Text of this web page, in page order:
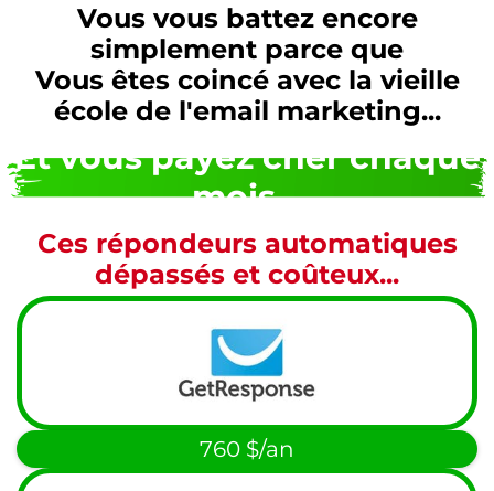
Vous vous battez encore
simplement parce que
Vous êtes coincé avec la vieille
école de l'email marketing...
Et vous payez cher chaque
mois...
Ces répondeurs automatiques
dépassés et coûteux...
760 $/an